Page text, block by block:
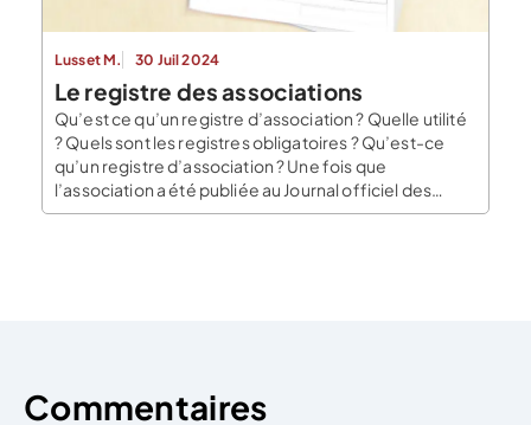
Lusset M. 30 Juil 2024
Le registre des associations
Qu’est ce qu’un registre d’association ? Quelle utilité
? Quels sont les registres obligatoires ? Qu’est-ce
qu’un registre d’association ? Une fois que
l’association a été publiée au Journal officiel des
associations, elle acquiert la personnalité morale qui
Commentaires